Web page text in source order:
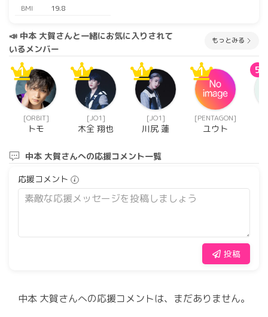
BMI
19.8
📣 中本 大賀さんと一緒にお気に入りされて
いるメンバー
もっとみる
1
[ORΒIT]
トモ
1
[JO1]
木全 翔也
1
[JO1]
川尻 蓮
1
[PENTAGON]
ユウト
5
中本 大賀さんへの応援コメント一覧
応援コメント
投稿
中本 大賀さんへの応援コメントは、まだありません。